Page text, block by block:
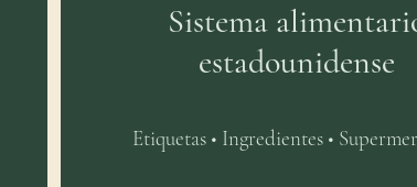
Sistema
estadounidense
Etiquetas • Ingredientes •